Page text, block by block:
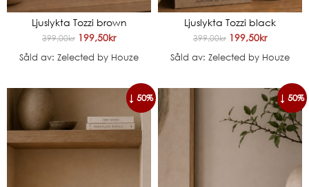
Ljuslykta Tozzi brown
399,00kr 199,50kr
Såld av: Zelected by Houze
Ljuslykta Tozzi black
399,00kr 199,50kr
Såld av: Zelected by Houze
↓ 50% ↓ 50%